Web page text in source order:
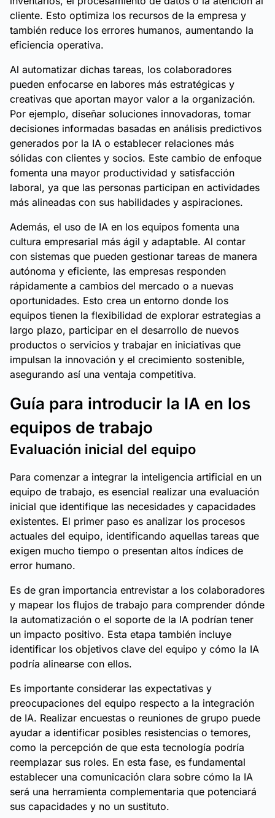
cliente. Esto optimiza los recursos de la empresa y
también reduce los errores humanos, aumentando la
eficiencia operativa.
Al automatizar dichas tareas, los colaboradores
pueden enfocarse en labores más estratégicas y
creativas que aportan mayor valor a la organización.
Por ejemplo, diseñar soluciones innovadoras, tomar
decisiones informadas basadas en análisis predictivos
generados por la IA o establecer relaciones más
sólidas con clientes y socios. Este cambio de enfoque
fomenta una mayor productividad y satisfacción
laboral, ya que las personas participan en actividades
más alineadas con sus habilidades y aspiraciones.
Además, el uso de IA en los equipos fomenta una
cultura empresarial más ágil y adaptable. Al contar
con sistemas que pueden gestionar tareas de manera
autónoma y eficiente, las empresas responden
rápidamente a cambios del mercado o a nuevas
oportunidades. Esto crea un entorno donde los
equipos tienen la flexibilidad de explorar estrategias a
largo plazo, participar en el desarrollo de nuevos
productos o servicios y trabajar en iniciativas que
impulsan la innovación y el crecimiento sostenible,
asegurando así una ventaja competitiva.
Guía para introducir la IA en los
equipos de trabajo
Evaluación inicial del equipo
Para comenzar a integrar la inteligencia artificial en un
equipo de trabajo, es esencial realizar una evaluación
inicial que identifique las necesidades y capacidades
existentes. El primer paso es analizar los procesos
actuales del equipo, identificando aquellas tareas que
exigen mucho tiempo o presentan altos índices de
error humano.
Es de gran importancia entrevistar a los colaboradores
y mapear los flujos de trabajo para comprender dónde
la automatización o el soporte de la IA podrían tener
un impacto positivo. Esta etapa también incluye
identificar los objetivos clave del equipo y cómo la IA
podría alinearse con ellos.
Es importante considerar las expectativas y
preocupaciones del equipo respecto a la integración
de IA. Realizar encuestas o reuniones de grupo puede
ayudar a identificar posibles resistencias o temores,
como la percepción de que esta tecnología podría
reemplazar sus roles. En esta fase, es fundamental
establecer una comunicación clara sobre cómo la IA
será una herramienta complementaria que potenciará
sus capacidades y no un sustituto.